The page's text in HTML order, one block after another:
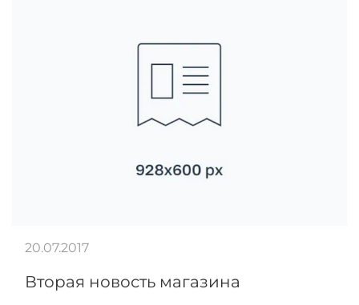
Вторая новость магазина
20.07.2017